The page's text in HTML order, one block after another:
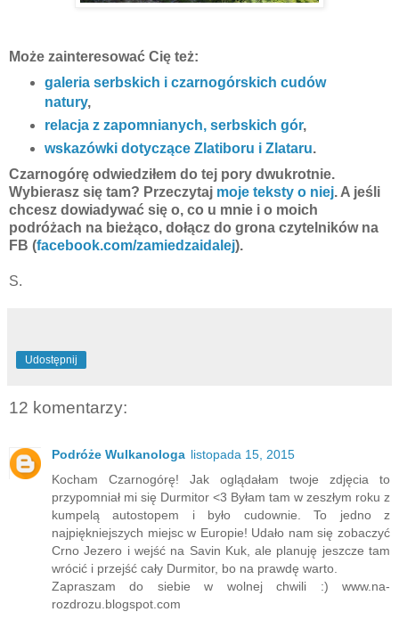
Może zainteresować Cię też:
galeria serbskich i czarnogórskich cudów
natury,
relacja z zapomnianych, serbskich gór,
wskazówki dotyczące Zlatiboru i Zlataru.
Czarnogórę odwiedziłem do tej pory dwukrotnie.
Wybierasz się tam? Przeczytaj moje teksty o niej. A jeśli
chcesz dowiadywać się o, co u mnie i o moich
podróżach na bieżąco, dołącz do grona czytelników na
FB (facebook.com/zamiedzaidalej).
S.
Udostępnij
12 komentarzy:
Podróże Wulkanologa listopada 15, 2015
Kocham Czarnogórę! Jak oglądałam twoje zdjęcia to
przypomniał mi się Durmitor <3 Byłam tam w zeszłym roku z
kumpelą autostopem i było cudownie. To jedno z
najpiękniejszych miejsc w Europie! Udało nam się zobaczyć
Crno Jezero i wejść na Savin Kuk, ale planuję jeszcze tam
wrócić i przejść cały Durmitor, bo na prawdę warto.
Zapraszam do siebie w wolnej chwili :) www.na-
rozdrozu.blogspot.com